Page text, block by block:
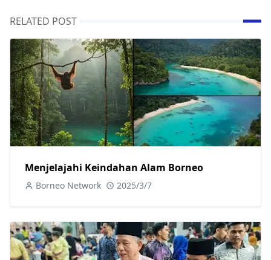
RELATED POST
Menjelajahi Keindahan Alam Borneo
Borneo Network 2025/3/7